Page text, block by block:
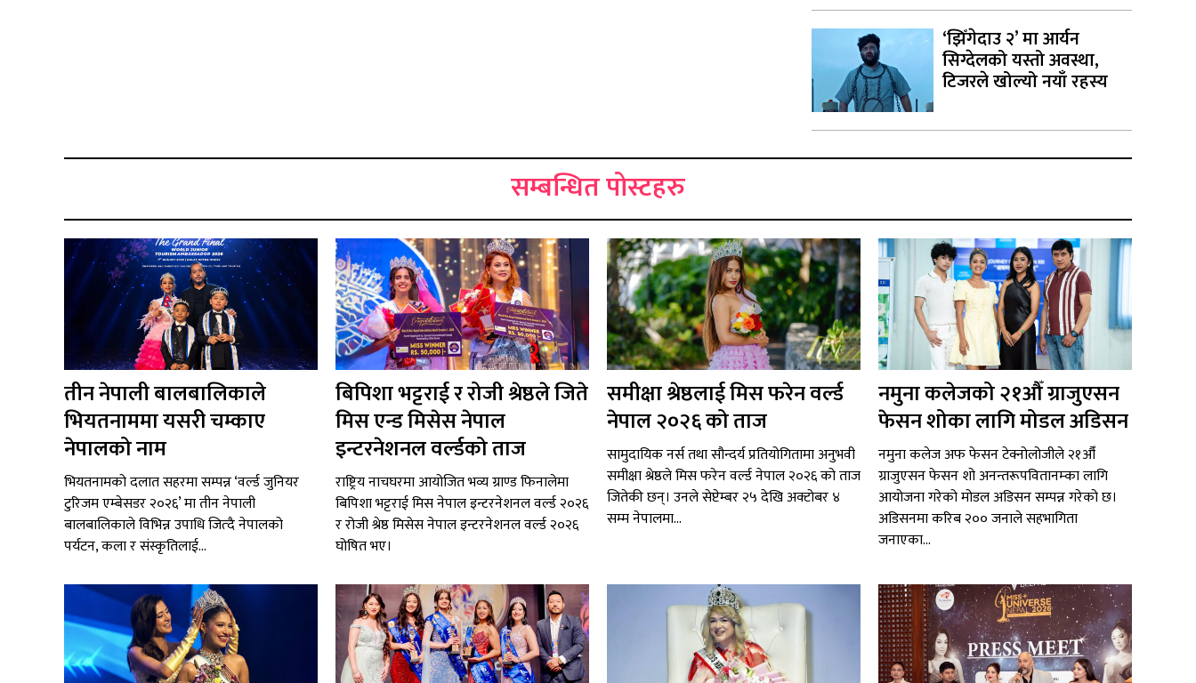
‘झिँगेदाउ २’ मा आर्यन
सिग्देलको यस्तो अवस्था,
टिजरले खोल्यो नयाँ रहस्य
सम्बन्धित पोस्टहरु
तीन नेपाली बालबालिकाले
भियतनाममा यसरी चम्काए
नेपालको नाम
भियतनामको दलात सहरमा सम्पन्न ‘वर्ल्ड जुनियर
टुरिजम एम्बेसडर २०२६’ मा तीन नेपाली
बालबालिकाले विभिन्न उपाधि जित्दै नेपालको
पर्यटन, कला र संस्कृतिलाई...
बिपिशा भट्टराई र रोजी श्रेष्ठले जिते
मिस एन्ड मिसेस नेपाल
इन्टरनेशनल वर्ल्डको ताज
राष्ट्रिय नाचघरमा आयोजित भव्य ग्राण्ड फिनालेमा
बिपिशा भट्टराई मिस नेपाल इन्टरनेशनल वर्ल्ड २०२६
र रोजी श्रेष्ठ मिसेस नेपाल इन्टरनेशनल वर्ल्ड २०२६
घोषित भए।
समीक्षा श्रेष्ठलाई मिस फरेन वर्ल्ड
नेपाल २०२६ को ताज
सामुदायिक नर्स तथा सौन्दर्य प्रतियोगितामा अनुभवी
समीक्षा श्रेष्ठले मिस फरेन वर्ल्ड नेपाल २०२६ को ताज
जितेकी छन्। उनले सेप्टेम्बर २५ देखि अक्टोबर ४
सम्म नेपालमा...
नमुना कलेजको २१औँ ग्राजुएसन
फेसन शोका लागि मोडल अडिसन
नमुना कलेज अफ फेसन टेक्नोलोजीले २१औँ
ग्राजुएसन फेसन शो अनन्तरूपवितानम्का लागि
आयोजना गरेको मोडल अडिसन सम्पन्न गरेको छ।
अडिसनमा करिब २०० जनाले सहभागिता
जनाएका...